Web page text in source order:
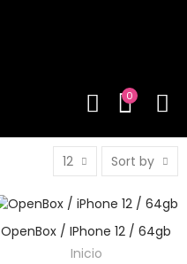
0
12 Sort by
OpenBox / IPhone 12 / 64gb
Inicio